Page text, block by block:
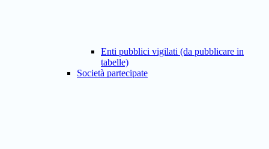
Enti pubblici vigilati (da pubblicare in
tabelle)
Società partecipate